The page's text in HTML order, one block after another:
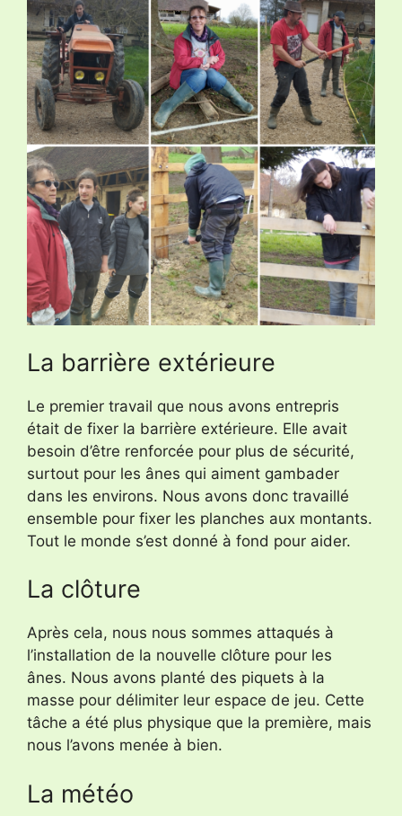
La barrière extérieure
Le premier travail que nous avons entrepris
était de fixer la barrière extérieure. Elle avait
besoin d’être renforcée pour plus de sécurité,
surtout pour les ânes qui aiment gambader
dans les environs. Nous avons donc travaillé
ensemble pour fixer les planches aux montants.
Tout le monde s’est donné à fond pour aider.
La clôture
Après cela, nous nous sommes attaqués à
l’installation de la nouvelle clôture pour les
ânes. Nous avons planté des piquets à la
masse pour délimiter leur espace de jeu. Cette
tâche a été plus physique que la première, mais
nous l’avons menée à bien.
La météo